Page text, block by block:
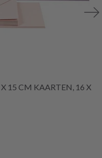
15 CM KAARTEN, 16 X